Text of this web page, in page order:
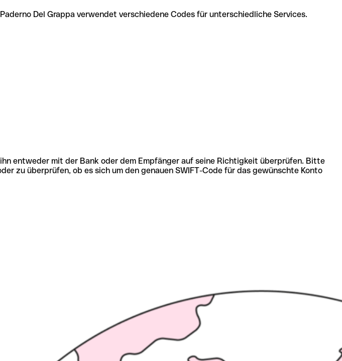
Paderno Del Grappa verwendet verschiedene Codes für unterschiedliche Services.
entweder mit der Bank oder dem Empfänger auf seine Richtigkeit überprüfen. Bitte
zu überprüfen, ob es sich um den genauen SWIFT-Code für das gewünschte Konto